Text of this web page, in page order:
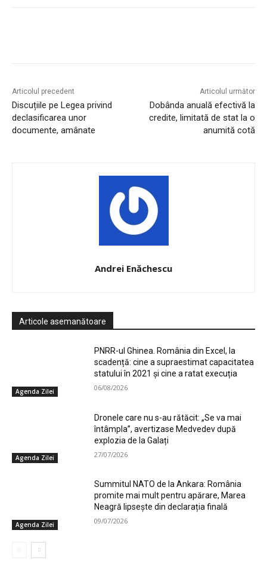
Articolul precedent
Discuțiile pe Legea privind
declasificarea unor
documente, amânate
Articolul următor
Dobânda anuală efectivă la
credite, limitată de stat la o
anumită cotă
Andrei Enăchescu
Articole asemanătoare
Agenda Zilei
PNRR-ul Ghinea. România din Excel, la
scadență: cine a supraestimat capacitatea
statului în 2021 și cine a ratat execuția
06/08/2026
Agenda Zilei
Dronele care nu s-au rătăcit: „Se va mai
întâmpla”, avertizase Medvedev după
explozia de la Galați
27/07/2026
Agenda Zilei
Summitul NATO de la Ankara: România
promite mai mult pentru apărare, Marea
Neagră lipsește din declarația finală
09/07/2026